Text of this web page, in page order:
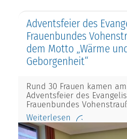
Adventsfeier des
Frauenbundes
dem Motto „Wärme
Geborgenheit“
Rund 30 Frauen kamen
Adventsfeier des
Frauenbundes
Weiterlesen